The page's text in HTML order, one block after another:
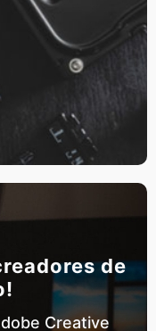
de
Creative